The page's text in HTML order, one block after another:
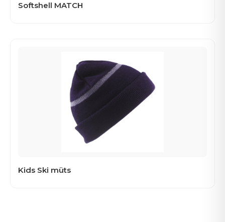
Softshell MATCH
Kids Ski müts